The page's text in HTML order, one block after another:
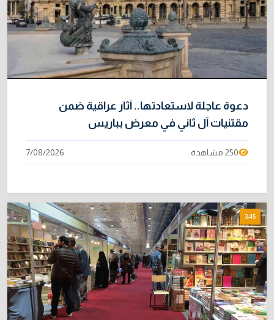
10
خبراء: 70 بالمئة من نفط الخليج لا يملك بديلاً عن
هرمز
2/08/2026
دعوة عاجلة لاستعادتها.. آثار عراقية ضمن
مقتنيات آل ثاني في معرض بباريس
250 مشاهدة 7/08/2026
3:45